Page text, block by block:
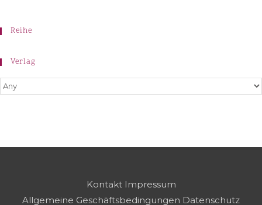
Reihe
Verlag
Kontakt Impressum
Allgemeine Geschäftsbedingungen Datenschutz